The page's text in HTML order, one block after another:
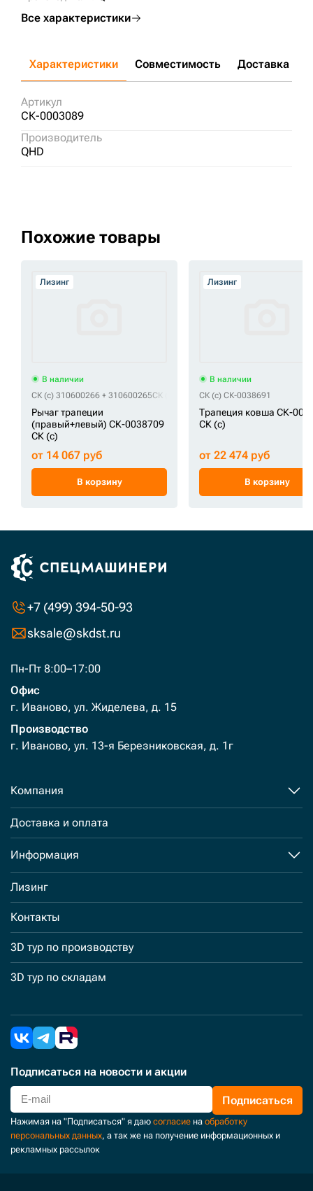
Все характеристики
Характеристики Совместимость Доставка и
Артикул
СК-0003089
Производитель
QHD
Похожие товары
Лизинг
В наличии
СК (c) 310600266 + 310600265СК (c) СК-0038709
Рычаг трапеции
(правый+левый) СК-0038709
СК (c)
от 14 067 руб
В корзину
Лизинг
В наличии
СК (c) СК-0038691
Трапеция ковша СК-
СК (c)
от 22 474 руб
В корзину
+7 (499) 394-50-93
sksale@skdst.ru
Пн-Пт 8:00–17:00
Офис
г. Иваново, ул. Жиделева, д. 15
Производство
г. Иваново, ул. 13-я Березниковская, д. 1г
Компания
Доставка и оплата
Информация
Лизинг
Контакты
3D тур по производству
3D тур по складам
Подписаться на новости и акции
Подписаться
Нажимая на "Подписаться" я даю согласие на обработку
персональных данных, а так же на получение информационных и
рекламных рассылок